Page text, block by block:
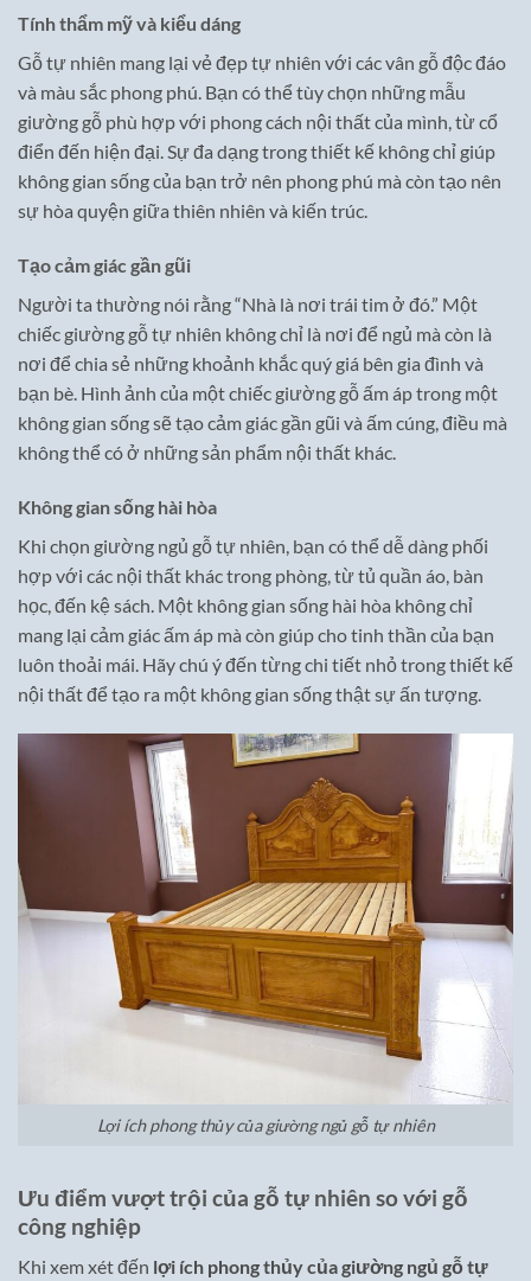
Tính thẩm mỹ và kiểu dáng
Gỗ tự nhiên mang lại vẻ đẹp tự nhiên với các vân gỗ độc đáo
và màu sắc phong phú. Bạn có thể tùy chọn những mẫu
giường gỗ phù hợp với phong cách nội thất của mình, từ cổ
điển đến hiện đại. Sự đa dạng trong thiết kế không chỉ giúp
không gian sống của bạn trở nên phong phú mà còn tạo nên
sự hòa quyện giữa thiên nhiên và kiến trúc.
Tạo cảm giác gần gũi
Người ta thường nói rằng “Nhà là nơi trái tim ở đó.” Một
chiếc giường gỗ tự nhiên không chỉ là nơi để ngủ mà còn là
nơi để chia sẻ những khoảnh khắc quý giá bên gia đình và
bạn bè. Hình ảnh của một chiếc giường gỗ ấm áp trong một
không gian sống sẽ tạo cảm giác gần gũi và ấm cúng, điều mà
không thể có ở những sản phẩm nội thất khác.
Không gian sống hài hòa
Khi chọn giường ngủ gỗ tự nhiên, bạn có thể dễ dàng phối
hợp với các nội thất khác trong phòng, từ tủ quần áo, bàn
học, đến kệ sách. Một không gian sống hài hòa không chỉ
mang lại cảm giác ấm áp mà còn giúp cho tinh thần của bạn
luôn thoải mái. Hãy chú ý đến từng chi tiết nhỏ trong thiết kế
nội thất để tạo ra một không gian sống thật sự ấn tượng.
Lợi ích phong thủy của giường ngủ gỗ tự nhiên
Ưu điểm vượt trội của gỗ tự nhiên so với gỗ
công nghiệp
Khi xem xét đến lợi ích phong thủy của giường ngủ gỗ tự